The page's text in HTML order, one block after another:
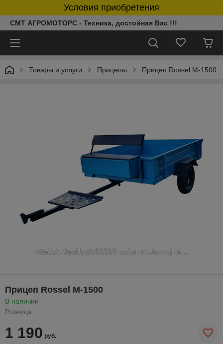
Условия приобретения
СМТ АГРОМОТОРС - Техника, достойная Вас !!!
Товары и услуги Прицепы Прицеп Rossel М-1500
Прицеп Rossel М-1500
В наличии
Розница
1 190 руб.